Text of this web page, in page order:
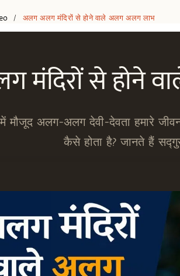
/ अलग अलग मंदिरों से होने वाले अलग अलग लाभ
मंदिरों से होने
मौजूद अलग-अलग देवी-देवता हमारे
कैसे होता है? जानते हैं